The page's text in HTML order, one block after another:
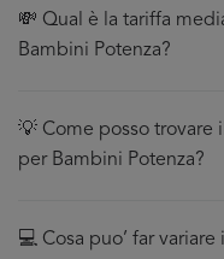
💸 Qual è la tariffa
Bambini Potenza?
💡 Come posso trovare
per Bambini Potenza?
💻 Cosa puo’ far